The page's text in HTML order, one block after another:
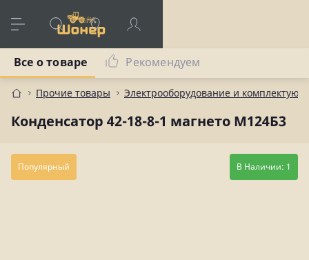
Прочие товары Электрооборудование и
Конденсатор 42-18-8-1 магнето М124Б3
Все о товаре Рекомендуем
Популярный В Наличии: 1